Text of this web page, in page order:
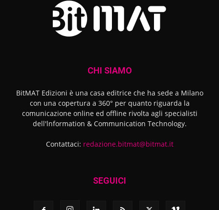
CHI SIAMO
BitMAT Edizioni è una casa editrice che ha sede a Milano
con una copertura a 360° per quanto riguarda la
comunicazione online ed offline rivolta agli specialisti
dell'lnformation & Communication Technology.
Contattaci: redazione.bitmat@bitmat.it
SEGUICI